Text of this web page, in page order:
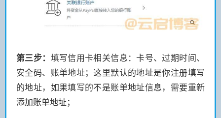
第三步： 填写信用卡相关信息：卡号、过期时间、
安全码、账单地址；这里默认的地址是你注册填写
的地址，如果填写的不是账单地址信息，需要重新
添加账单地址；